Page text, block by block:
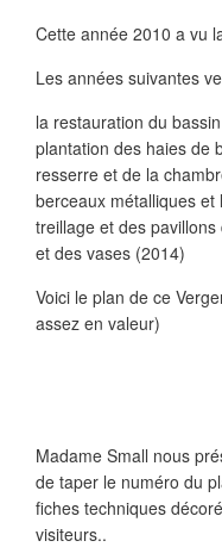
Cette année 2010 a vu
Les années suivantes
la restauration du
plantation des haies de
resserre et de la
berceaux métalliques
treillage et des
et des vases (2014)
Voici le plan de ce
assez en valeur)
Madame Small nous
de taper le numéro du
fiches techniques
visiteurs..